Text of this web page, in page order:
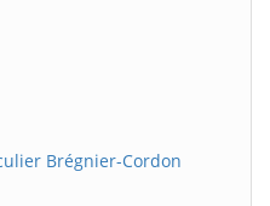
Brégnier-Cordon